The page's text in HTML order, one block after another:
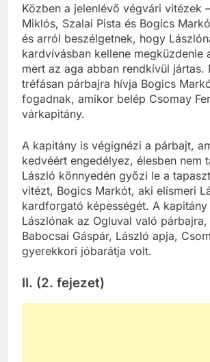
Közben a jelenlévő végvári vitézek
Miklós, Szalai Pista és Bogics
és arról beszélgetnek, hogy
kardvívásban kellene megküzdenie
mert az aga abban rendkívül jártas.
tréfásan párbajra hívja Bogics
fogadnak, amikor belép Csomay
várkapitány.
A kapitány is végignézi a párbajt,
kedvéért engedélyez, élesben nem
László könnyedén győzi le a
vitézt, Bogics Markót, aki elismeri
kardforgató képességét. A
Lászlónak az Ogluval való párbajra,
Babocsai Gáspár, László apja,
gyerekkori jóbarátja volt.
II. (2. fejezet)